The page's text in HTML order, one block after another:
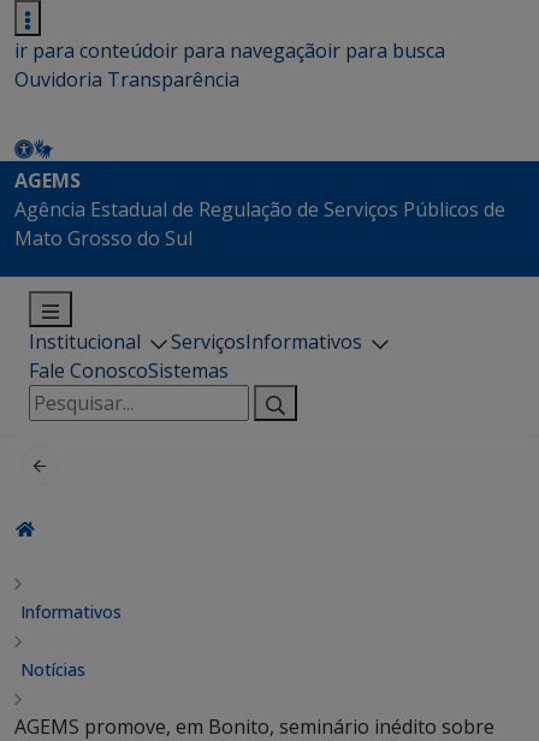
ir para conteúdoir para navegaçãoir para busca
Ouvidoria Transparência
AGEMS
Agência Estadual de Regulação de Serviços Públicos de
Mato Grosso do Sul
Institucional ServiçosInformativos
Fale ConoscoSistemas
Pesquisar
por:
Informativos
Notícias
AGEMS promove, em Bonito, seminário inédito sobre